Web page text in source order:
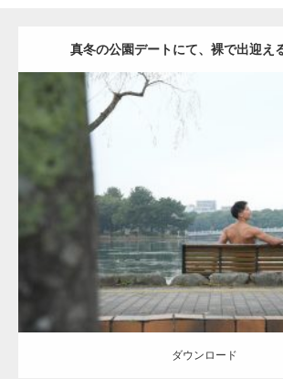
真冬の公園デートにて、裸で出迎え
公園のマッチョ AKIHITO(細
ダウンロード
ダウンロード